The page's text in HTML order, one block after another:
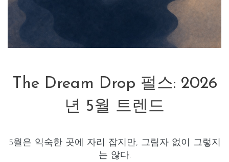
The Dream Drop 펄스: 2026
년 5월 트렌드
5월은 익숙한 곳에 자리 잡지만, 그림자 없이 그렇지
는 않다.